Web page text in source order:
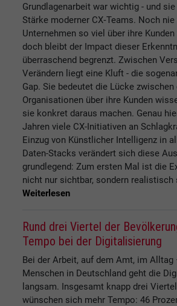
Grundlagenarbeit war wichtig - und
Stärke moderner CX‑Teams. Noch
Unternehmen so viel über ihre
doch bleibt der Impact dieser
überraschend begrenzt. Zwischen
Verändern liegt eine Kluft - die
Gap. Sie bedeutet die Lücke zwischen
Organisationen über ihre Kunden
sie konkret daraus machen. Genau
Jahren viele CX-Initiativen an
Einzug von Künstlicher Intelligenz in
Daten-Stacks verändert sich diese
grundlegend: Zum ersten Mal ist die
nicht nur sichtbar, sondern realistisch
Weiterlesen
Rund drei Viertel der
Tempo bei der Digitalisierung
Bei der Arbeit, auf dem Amt, im Alltag
Menschen in Deutschland geht die
langsam. Insgesamt knapp drei
wünschen sich mehr Tempo: 46